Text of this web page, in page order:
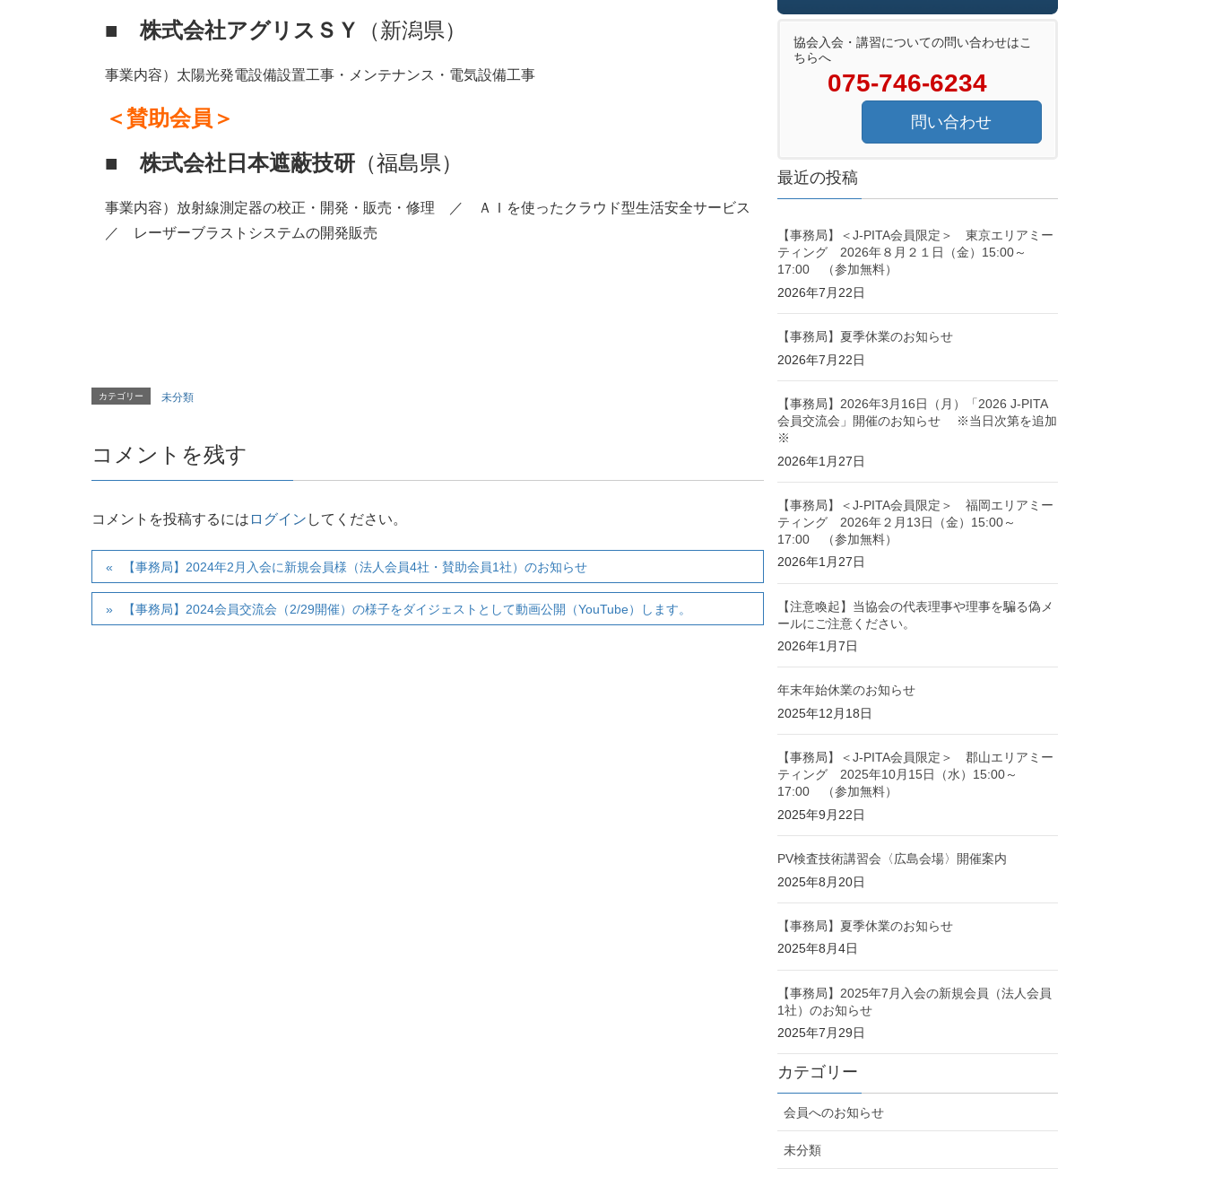
■ 株式会社アグリスＳＹ （新潟県）
事業内容）太陽光発電設備設置工事・メンテナンス・電気設備工事
＜賛助会員＞
■ 株式会社日本遮蔽技研 （福島県）
事業内容）放射線測定器の校正・開発・販売・修理 ／ ＡＩを使ったクラウド型生活安全サービス
／ レーザーブラストシステムの開発販売
カテゴリー 未分類
コメントを残す
コメントを投稿するには ログイン してください。
【事務局】2024年2月入会に新規会員様（法人会員4社・賛助会員1社）のお知らせ
【事務局】2024会員交流会（2/29開催）の様子をダイジェストとして動画公開（YouTube）します。
協会入会・講習についての問い合わせはこ
ちらへ
075-746-6234
問い合わせ
最近の投稿
【事務局】＜J-PITA会員限定＞ 東京エリアミー
ティング 2026年８月２１日（金）15:00～
17:00 （参加無料）
2026年7月22日
【事務局】夏季休業のお知らせ
2026年7月22日
【事務局】2026年3月16日（月）「2026 J-PITA
会員交流会」開催のお知らせ ※当日次第を追加
※
2026年1月27日
【事務局】＜J-PITA会員限定＞ 福岡エリアミー
ティング 2026年２月13日（金）15:00～
17:00 （参加無料）
2026年1月27日
【注意喚起】当協会の代表理事や理事を騙る偽メ
ールにご注意ください。
2026年1月7日
年末年始休業のお知らせ
2025年12月18日
【事務局】＜J-PITA会員限定＞ 郡山エリアミー
ティング 2025年10月15日（水）15:00～
17:00 （参加無料）
2025年9月22日
PV検査技術講習会〈広島会場〉開催案内
2025年8月20日
【事務局】夏季休業のお知らせ
2025年8月4日
【事務局】2025年7月入会の新規会員（法人会員
1社）のお知らせ
2025年7月29日
カテゴリー
会員へのお知らせ
未分類